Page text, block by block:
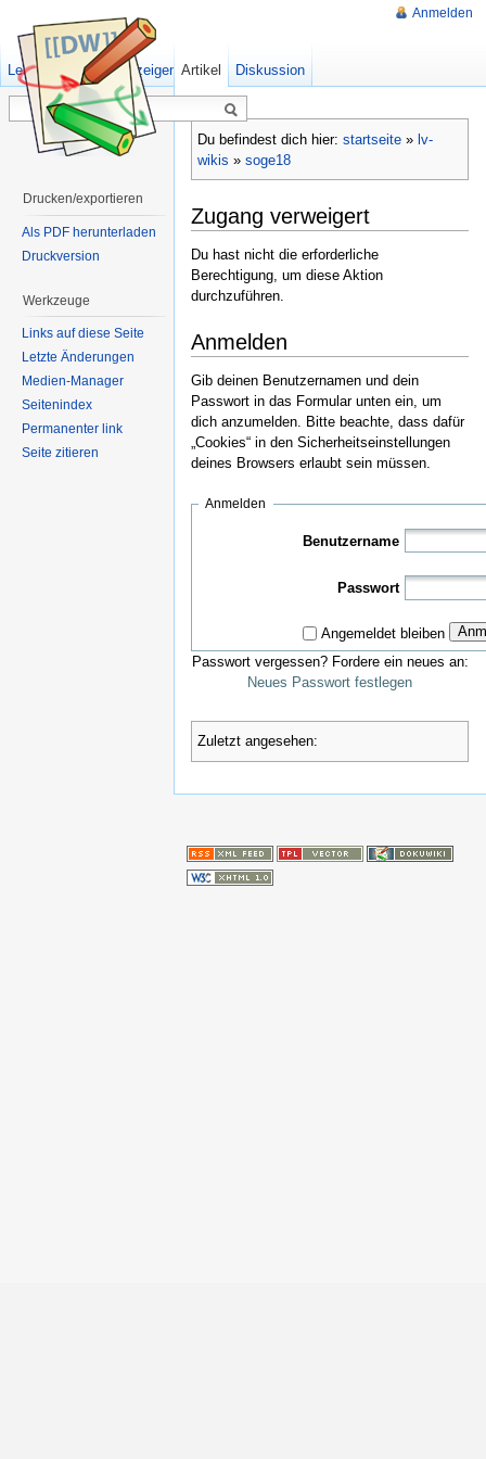
Du befindest dich hier: startseite » lv-
wikis » soge18
Zugang verweigert
Du hast nicht die erforderliche
Berechtigung, um diese Aktion
durchzuführen.
Anmelden
Gib deinen Benutzernamen und dein
Passwort in das Formular unten ein, um
dich anzumelden. Bitte beachte, dass dafür
„Cookies“ in den Sicherheitseinstellungen
deines Browsers erlaubt sein müssen.
Anmelden
Benutzername
Passwort
Angemeldet bleiben
Passwort vergessen? Fordere ein neues an:
Neues Passwort festlegen
Zuletzt angesehen:
Anmelden
Artikel Diskussion
Lesen Quelltext anzeigen Ältere Versionen
Drucken/exportieren
Als PDF herunterladen
Druckversion
Werkzeuge
Links auf diese Seite
Letzte Änderungen
Medien-Manager
Seitenindex
Permanenter link
Seite zitieren